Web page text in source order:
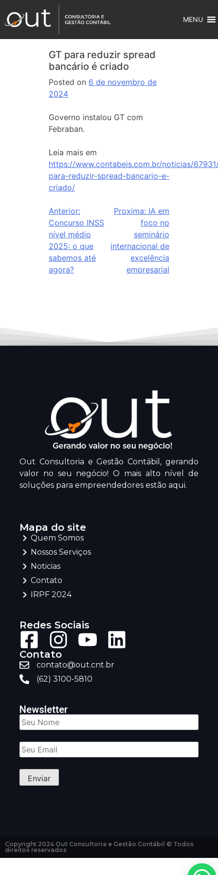
MENU
GT para reduzir spread
bancário é criado
Posted on 6 de novembro de
2024
Governo instalou GT com
Febraban.
Leia mais em
https://www.contabeis.com.br/noticias/
para-reduzir-spread-bancario-e-
criado/
Anterior:
Concurso INSS
nível médio
2025: o que
sabemos até
agora?
Proxima: IA em
foco no
seminário
internacional de
excelência
empresarial
Out Consultoria e Gestão Contábil, gerando
valor no seu negócio! O mais alto nível de
soluções para empreendedores estão aqui.
Mapa do site
Quem Somos
Nossos Serviços
Noticias
Contato
IRPF 2024
Redes Sociais
Contato
contato@out.cnt.br
(62) 3100-5810
Newsletter
Copyright 2024 Out Consultoria e Gestão Contábil © Todos
direitos reservados